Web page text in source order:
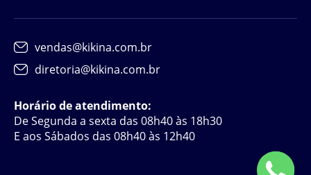
vendas@kikina.com.br
diretoria@kikina.com.br
Horário de atendimento:
De Segunda a sexta das 08h40 às 18h30
E aos Sábados das 08h40 às 12h40